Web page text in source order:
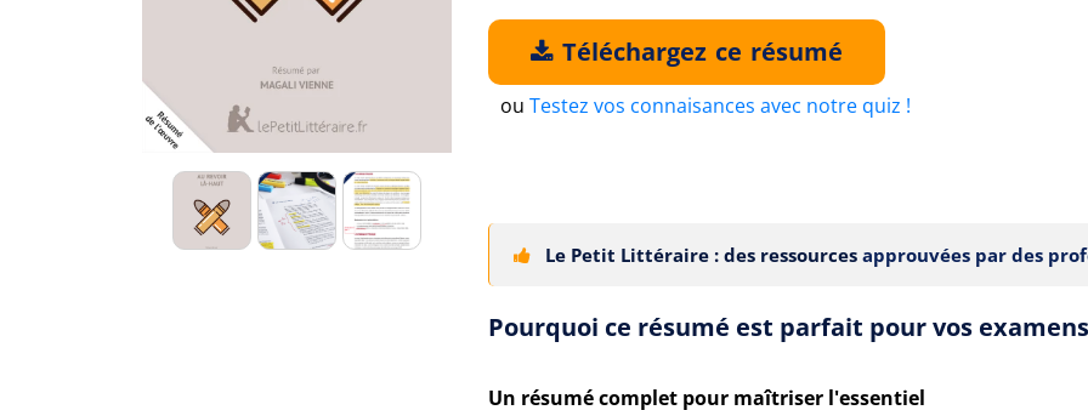
Téléchargez ce résumé
ou Testez vos connaisances avec notre quiz !
Le Petit Littéraire : des ressources approuvées par des
Pourquoi ce résumé est parfait pour vos
Un résumé complet pour maîtriser l'essentiel